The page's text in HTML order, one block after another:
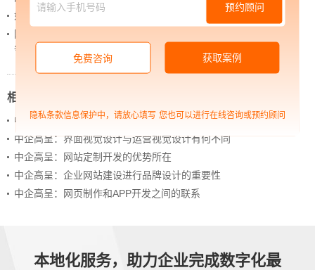
如何借助设计服务打造超级品牌？
网站上线后，如何做好运营工作，让网站持续具备竞
争力？
相关新闻
中企高呈：企业为什么要开展新媒体推广
中企高呈：界面视觉设计与运营视觉设计有何不同
中企高呈：网站定制开发的优势所在
中企高呈：企业网站建设进行品牌设计的重要性
中企高呈：网页制作和APP开发之间的联系
本地化服务，助力企业完成数字化最
预约顾问
免费咨询 获取案例
隐私条款信息保护中，请放心填写 您也可以进行在线咨询或预约顾问